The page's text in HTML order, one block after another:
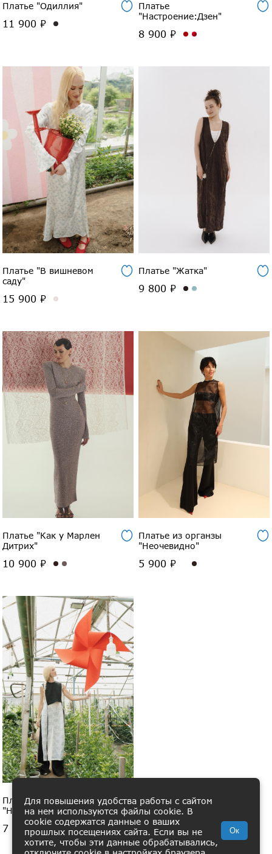
Платье "Одиллия"
11 900 ₽
Платье
"Настроение:Дзен"
8 900 ₽
Платье "В вишневом
саду"
15 900 ₽
Платье "Жатка"
9 800 ₽
Платье "Как у Марлен
Дитрих"
10 900 ₽
Платье из органзы
"Неочевидно"
5 900 ₽
Платье-накидка
"Настасья"
7 900 ₽
Для повышения удобства работы с сайтом
на нем используются файлы cookie. В
cookie содержатся данные о ваших
прошлых посещениях сайта. Если вы не
хотите, чтобы эти данные обрабатывались,
Ок